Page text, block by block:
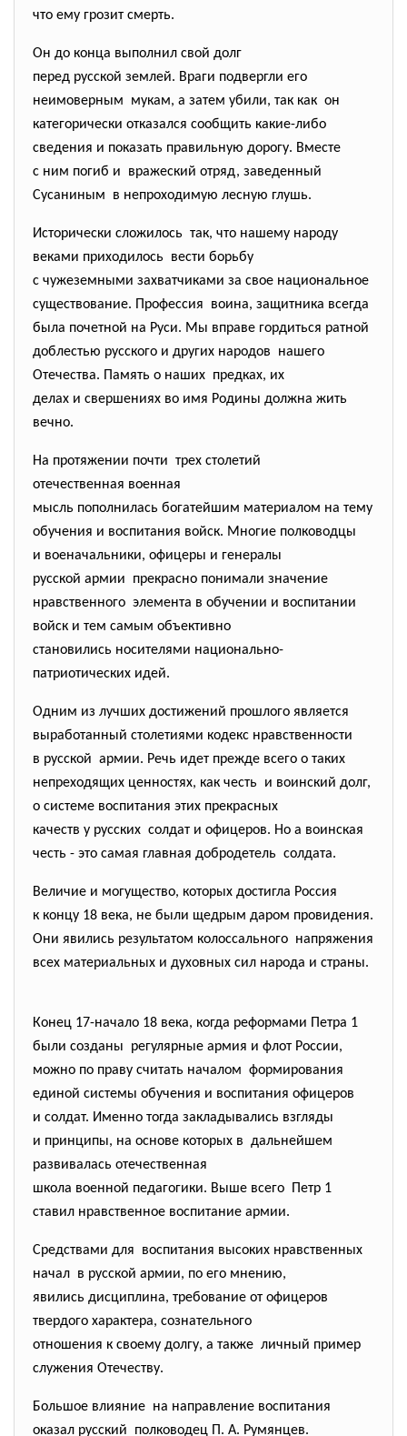
что ему грозит смерть.
Он до конца выполнил свой долг
перед русской землей. Враги подвергли его
неимоверным мукам, а затем убили, так как он
категорически отказался сообщить какие-либо
сведения и показать правильную дорогу. Вместе
с ним погиб и вражеский отряд, заведенный
Сусаниным в непроходимую лесную глушь.
Исторически сложилось так, что нашему народу
веками приходилось вести борьбу
с чужеземными захватчиками за свое национальное
существование. Профессия воина, защитника всегда
была почетной на Руси. Мы вправе гордиться ратной
доблестью русского и других народов нашего
Отечества. Память о наших предках, их
делах и свершениях во имя Родины должна жить
вечно.
На протяжении почти трех столетий
отечественная военная
мысль пополнилась богатейшим материалом на тему
обучения и воспитания войск. Многие полководцы
и военачальники, офицеры и генералы
русской армии прекрасно понимали значение
нравственного элемента в обучении и воспитании
войск и тем самым объективно
становились носителями национально-
патриотических идей.
Одним из лучших достижений прошлого является
выработанный столетиями кодекс нравственности
в русской армии. Речь идет прежде всего о таких
непреходящих ценностях, как честь и воинский долг,
о системе воспитания этих прекрасных
качеств у русских солдат и офицеров. Но а воинская
честь - это самая главная добродетель солдата.
Величие и могущество, которых достигла Россия
к концу 18 века, не были щедрым даром провидения.
Они явились результатом колоссального напряжения
всех материальных и духовных сил народа и страны.
Конец 17-начало 18 века, когда реформами Петра 1
были созданы регулярные армия и флот России,
можно по праву считать началом формирования
единой системы обучения и воспитания офицеров
и солдат. Именно тогда закладывались взгляды
и принципы, на основе которых в дальнейшем
развивалась отечественная
школа военной педагогики. Выше всего Петр 1
ставил нравственное воспитание армии.
Средствами для воспитания высоких нравственных
начал в русской армии, по его мнению,
явились дисциплина, требование от офицеров
твердого характера, сознательного
отношения к своему долгу, а также личный пример
служения Отечеству.
Большое влияние на направление воспитания
оказал русский полководец П. А. Румянцев.